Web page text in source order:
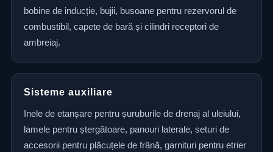
bobine de inducție, bujii, busoane pentru rezervorul de
combustibil, capete de bară și cilindri receptori de
ambreiaj.
Sisteme auxiliare
Inele de etanșare pentru șuruburile de drenaj al uleiului,
lamele pentru ștergătoare, panouri laterale, seturi de
accesorii pentru plăcuțele de frână, garnituri pentru etrier